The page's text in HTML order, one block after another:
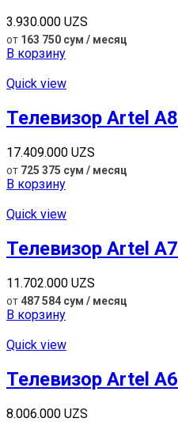
3.930.000 UZS
от 163 750 сум / месяц
В корзину
Quick view
Телевизор Artel
17.409.000 UZS
от 725 375 сум / месяц
В корзину
Quick view
Телевизор Artel
11.702.000 UZS
от487 584 сум / месяц
В корзину
Quick view
Телевизор Artel
8.006.000 UZS